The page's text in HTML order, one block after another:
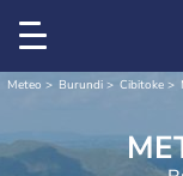
Meteo Burundi Cibitoke